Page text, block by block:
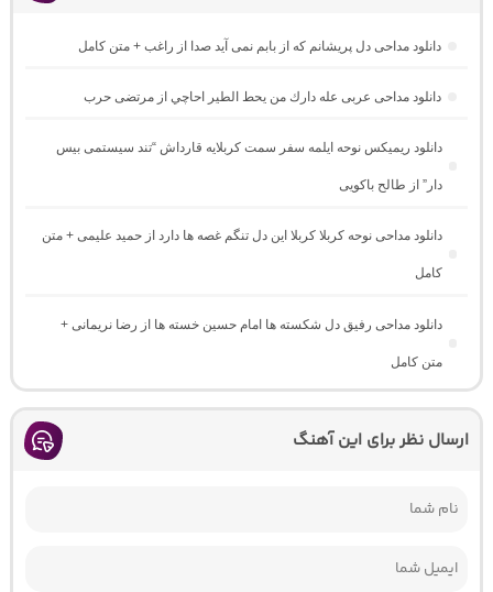
دانلود مداحی دل پریشانم که از بابم نمی آید صدا از راغب + متن کامل
دانلود مداحی عربی عله دارك من يحط الطير احاچي از مرتضی حرب
دانلود ریمیکس نوحه ایلمه سفر سمت کربلایه قارداش “تند سیستمی بیس
دار” از طالح باکویی
دانلود مداحی نوحه کربلا کربلا این دل تنگم غصه ها دارد از حمید علیمی + متن
کامل
دانلود مداحی رفیق دل شکسته ها امام حسین خسته ها از رضا نریمانی +
متن کامل
ارسال نظر برای این آهنگ